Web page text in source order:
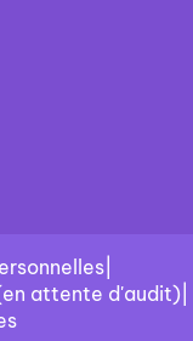
|
attente d'audit)